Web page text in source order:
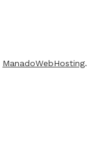
ManadoWebHosting.